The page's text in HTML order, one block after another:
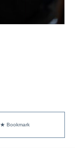
★ Bookmark